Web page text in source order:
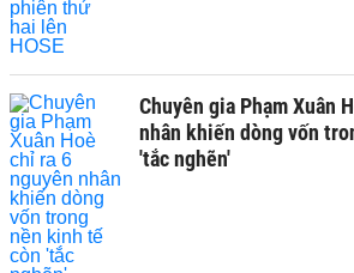
Chuyên gia Phạm Xuân
nhân khiến dòng vốn
'tắc nghẽn'